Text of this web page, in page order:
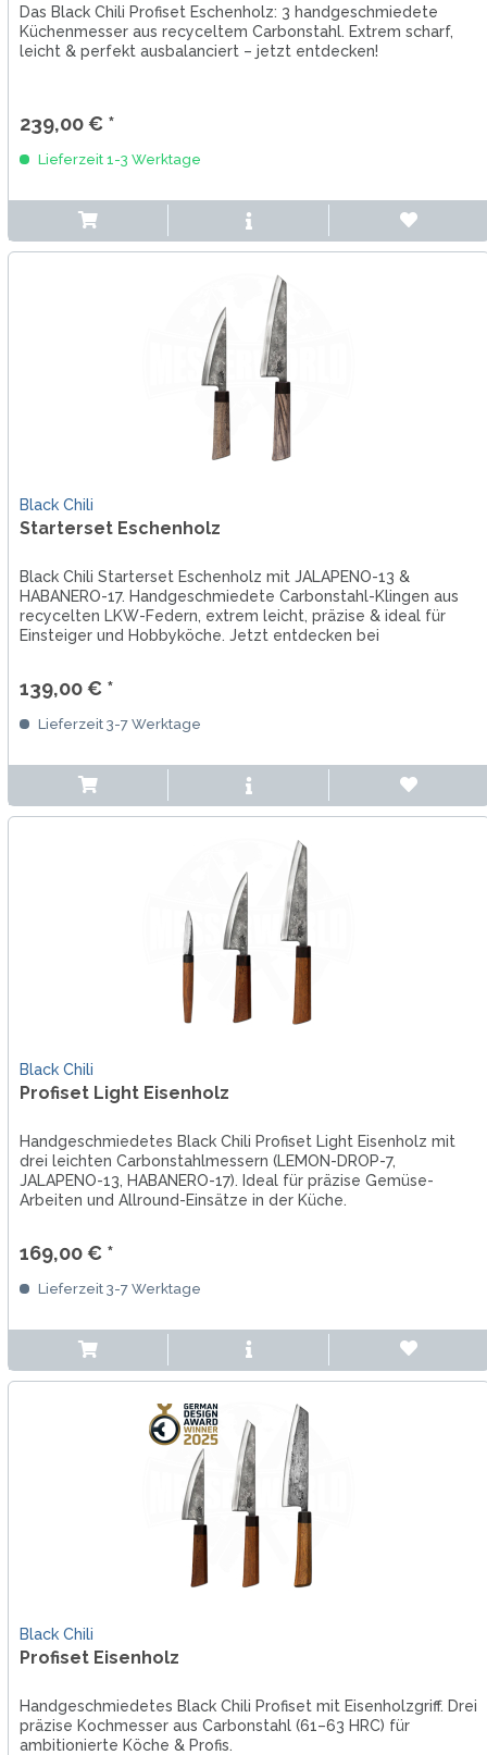
Das Black Chili Profiset Eschenholz: 3 handgeschmiedete
Küchenmesser aus recyceltem Carbonstahl. Extrem scharf,
leicht & perfekt ausbalanciert – jetzt entdecken!
239,00 € *
Lieferzeit 1-3 Werktage
Black Chili
Starterset Eschenholz
Black Chili Starterset Eschenholz mit JALAPENO-13 &
HABANERO-17. Handgeschmiedete Carbonstahl-Klingen aus
recycelten LKW-Federn, extrem leicht, präzise & ideal für
Einsteiger und Hobbyköche. Jetzt entdecken bei
139,00 € *
Lieferzeit 3-7 Werktage
Black Chili
Profiset Light Eisenholz
Handgeschmiedetes Black Chili Profiset Light Eisenholz mit
drei leichten Carbonstahlmessern (LEMON-DROP-7,
JALAPENO-13, HABANERO-17). Ideal für präzise Gemüse-
Arbeiten und Allround-Einsätze in der Küche.
169,00 € *
Lieferzeit 3-7 Werktage
Black Chili
Profiset Eisenholz
Handgeschmiedetes Black Chili Profiset mit Eisenholzgriff. Drei
präzise Kochmesser aus Carbonstahl (61–63 HRC) für
ambitionierte Köche & Profis.